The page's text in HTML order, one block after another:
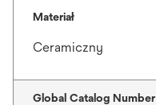
Materiał
Ceramiczny
Global Catalog Number